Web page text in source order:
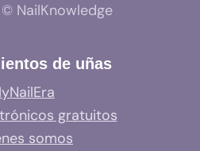
NailKnowledge
de uñas
gratuitos
somos